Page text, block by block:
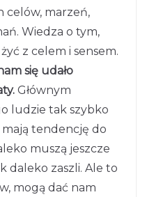
celów, marzeń,
Wiedza o tym,
z celem i sensem.
się udało
Głównym
ludzie tak szybko
mają tendencję do
muszą jeszcze
daleko zaszli. Ale to
mogą dać nam